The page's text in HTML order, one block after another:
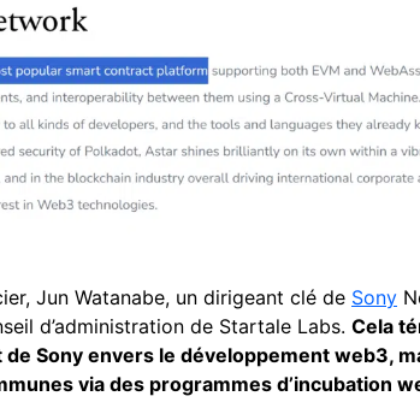
Jun Watanabe, un dirigeant clé de Sony
d’administration de Startale Labs. Cela
de Sony envers le développement web3,
via des programmes d’incubation